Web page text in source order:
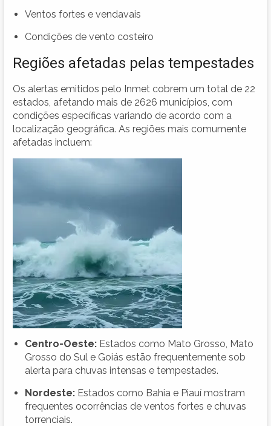
Ventos fortes e vendavais
Condições de vento costeiro
Regiões afetadas pelas tempestades
Os alertas emitidos pelo Inmet cobrem um total de 22
estados, afetando mais de 2626 municípios, com
condições específicas variando de acordo com a
localização geográfica. As regiões mais comumente
afetadas incluem:
Centro-Oeste: Estados como Mato Grosso, Mato
Grosso do Sul e Goiás estão frequentemente sob
alerta para chuvas intensas e tempestades.
Nordeste: Estados como Bahia e Piauí mostram
frequentes ocorrências de ventos fortes e chuvas
torrenciais.